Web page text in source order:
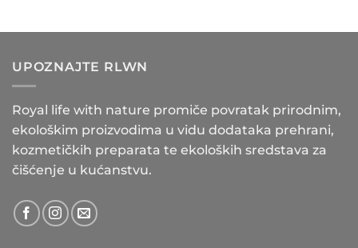
UPOZNAJTE RLWN
Royal life with nature promiče povratak prirodnim,
ekološkim proizvodima u vidu dodataka prehrani,
kozmetičkih preparata te ekoloških sredstava za
čišćenje u kućanstvu.